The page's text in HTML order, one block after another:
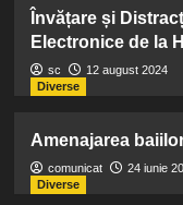
Învățare și
Electronice de la
sc
12 august 2024
Diverse
Amenajarea
comunicat
24 iunie
Diverse